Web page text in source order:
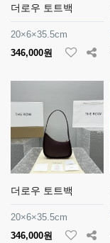
더로우 토트백
20×6×35.5cm
346,000원
더로우 토트백
20×6×35.5cm
346,000원